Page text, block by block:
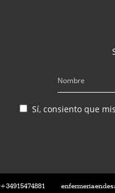
Sí, consiento que
+34915474881